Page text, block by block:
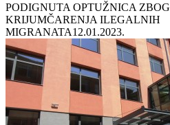
PODIGNUTA OPTUŽNICA ZBOG
KRIJUMČARENJA ILEGALNIH
MIGRANATA12.01.2023.